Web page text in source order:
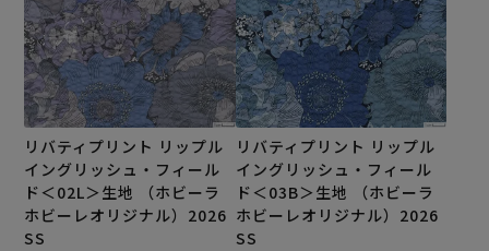
リバティプリント リップル
イングリッシュ・フィール
ド＜02L＞生地 （ホビーラ
ホビーレオリジナル）2026
SS
リバティプリント リップル
イングリッシュ・フィール
ド＜03B＞生地 （ホビーラ
ホビーレオリジナル）2026
SS